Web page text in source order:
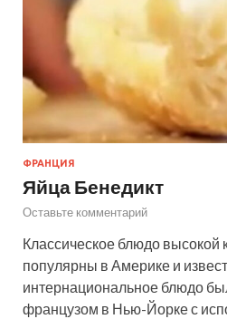
ФРАНЦИЯ
Яйца Бенедикт
Оставьте комментарий
Классическое блюдо высокой
популярны в Америке и
интернациональное блюдо
французом в Нью-Йорке с